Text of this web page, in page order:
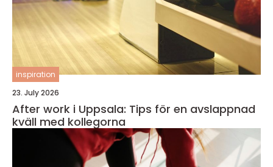
inspiration
23. July 2026
After work i Uppsala: Tips för en avslappnad
kväll med kollegorna